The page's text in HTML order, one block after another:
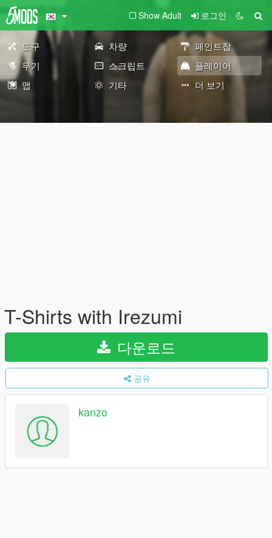
Show Adult 로그인
도구 차량
페인트잡
무기
스크립트
플레이어
맵
기타 더 보기
T-Shirts with Irezumi
다운로드
공유
kanzo